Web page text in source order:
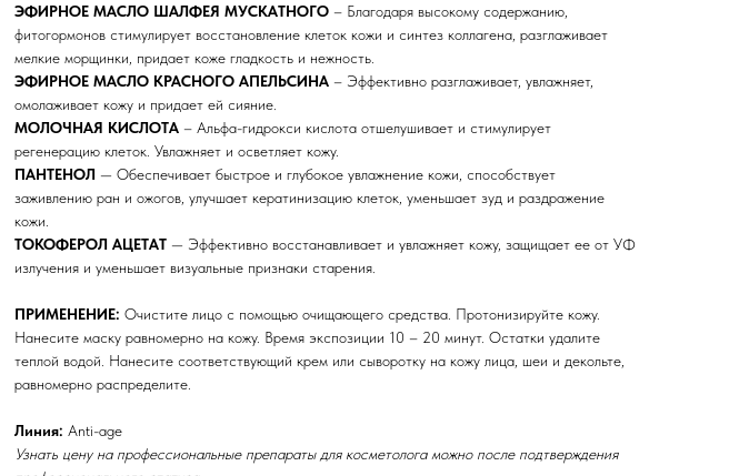
ЭФИРНОЕ МАСЛО ШАЛФЕЯ МУСКАТНОГО – Благодаря высокому содержанию,
фитогормонов стимулирует восстановление клеток кожи и синтез коллагена, разглаживает
мелкие морщинки, придает коже гладкость и нежность.
ЭФИРНОЕ МАСЛО КРАСНОГО АПЕЛЬСИНА – Эффективно разглаживает, увлажняет,
омолаживает кожу и придает ей сияние.
МОЛОЧНАЯ КИСЛОТА – Альфа-гидрокси кислота отшелушивает и стимулирует
регенерацию клеток. Увлажняет и осветляет кожу.
ПАНТЕНОЛ — Обеспечивает быстрое и глубокое увлажнение кожи, способствует
заживлению ран и ожогов, улучшает кератинизацию клеток, уменьшает зуд и раздражение
кожи.
ТОКОФЕРОЛ АЦЕТАТ — Эффективно восстанавливает и увлажняет кожу, защищает ее от УФ
излучения и уменьшает визуальные признаки старения.
ПРИМЕНЕНИЕ: Очистите лицо с помощью очищающего средства. Протонизируйте кожу.
Нанесите маску равномерно на кожу. Время экспозиции 10 – 20 минут. Остатки удалите
теплой водой. Нанесите соответствующий крем или сыворотку на кожу лица, шеи и декольте,
равномерно распределите.
Линия: Anti-age
Узнать цену на профессиональные препараты для косметолога можно после подтверждения